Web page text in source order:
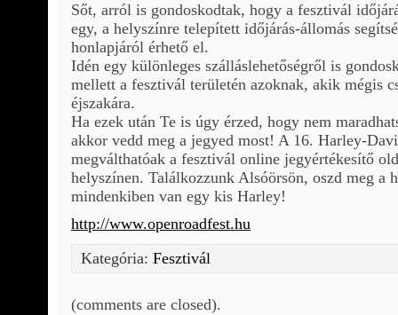
Sőt, arról is gondoskodtak, hogy a fesztivál
egy, a helyszínre telepített időjárás-állomás
honlapjáról érhető el.
Idén egy különleges szálláslehetőségről is
mellett a fesztivál területén azoknak, akik mégis
éjszakára.
Ha ezek után Te is úgy érzed, hogy nem
akkor vedd meg a jegyed most! A 16. Harley-
megválthatóak a fesztivál online jegyértékesítő
helyszínen. Találkozzunk Alsóörsön, oszd meg a
mindenkiben van egy kis Harley!
http://www.openroadfest.hu
Kategória: Fesztivál
(comments are closed).